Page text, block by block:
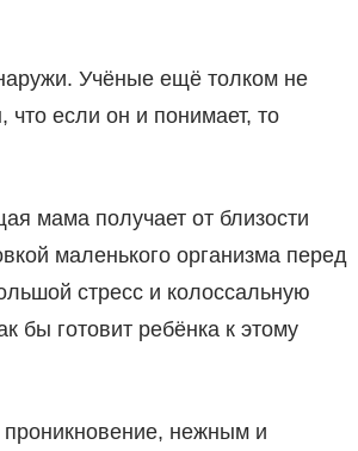
Учёные ещё толком не
если он и понимает, то
мама получает от близости
маленького организма перед
стресс и колоссальную
бы готовит ребёнка к этому
проникновение, нежным и